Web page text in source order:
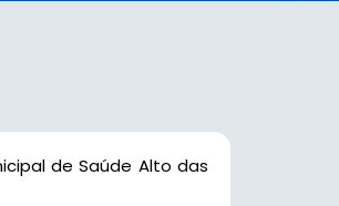
de Saúde Alto das